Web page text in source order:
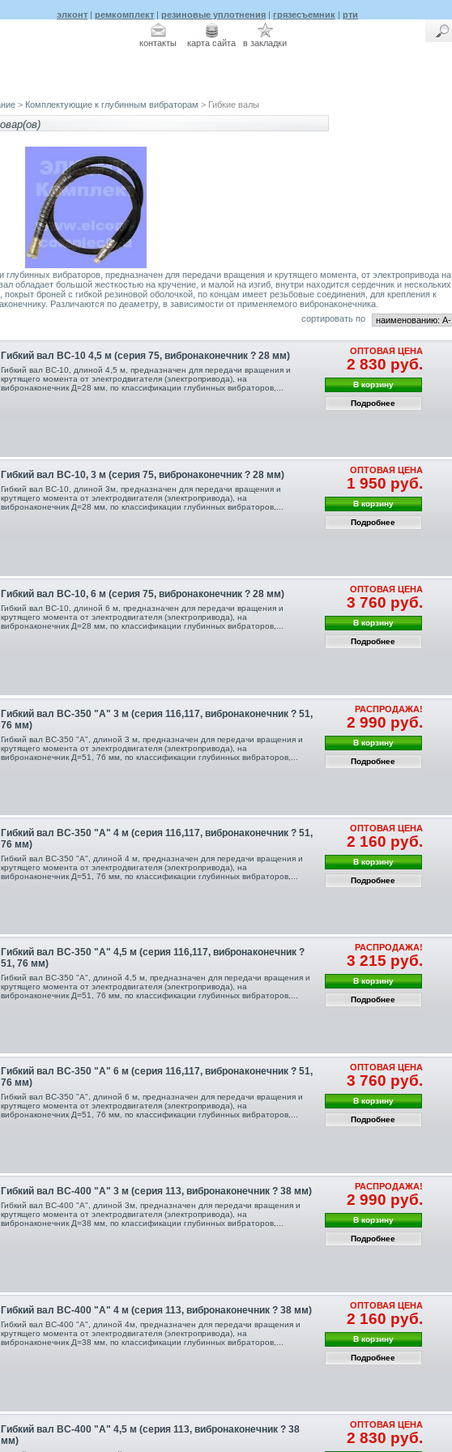
элконт | ремкомплект | резиновые уплотнения | грязесъемник | рти
контакты карта сайта
в закладки
> Комплектующие к глубинным вибраторам > Гибкие валы
глубинных вибраторов, предназначен для передачи вращения и крутящего момента, от электропривода на
обладает большой жесткостью на кручение, и малой на изгиб, внутри находится сердечник и нескольких
покрыт броней с гибкой резиновой оболочкой, по концам имеет резьбовые соединения, для крепления к
Различаются по деаметру, в зависимости от применяемого вибронаконечника.
сортировать по
Гибкий вал ВС-10 4,5 м (серия 75, вибронаконечник ? 28 мм)
Гибкий вал ВС-10, длиной 4,5 м, предназначен для передачи вращения и
крутящего момента от электродвигателя (электропривода), на
вибронаконечник Д=28 мм, по классификации глубинных вибраторов,...
ОПТОВАЯ ЦЕНА
2 830 руб.
В корзину
Подробнее
Гибкий вал ВС-10, 3 м (серия 75, вибронаконечник ? 28 мм)
Гибкий вал ВС-10, длиной 3м, предназначен для передачи вращения и
крутящего момента от электродвигателя (электропривода), на
вибронаконечник Д=28 мм, по классификации глубинных вибраторов,...
ОПТОВАЯ ЦЕНА
1 950 руб.
В корзину
Подробнее
Гибкий вал ВС-10, 6 м (серия 75, вибронаконечник ? 28 мм)
Гибкий вал ВС-10, длиной 6 м, предназначен для передачи вращения и
крутящего момента от электродвигателя (электропривода), на
вибронаконечник Д=28 мм, по классификации глубинных вибраторов,...
ОПТОВАЯ ЦЕНА
3 760 руб.
В корзину
Подробнее
Гибкий вал ВС-350 "А" 3 м (серия 116,117, вибронаконечник ? 51,
76 мм)
Гибкий вал ВС-350 "А", длиной 3 м, предназначен для передачи вращения и
крутящего момента от электродвигателя (электропривода), на
вибронаконечник Д=51, 76 мм, по классификации глубинных вибраторов,...
РАСПРОДАЖА!
2 990 руб.
В корзину
Подробнее
Гибкий вал ВС-350 "А" 4 м (серия 116,117, вибронаконечник ? 51,
76 мм)
Гибкий вал ВС-350 "А", длиной 4 м, предназначен для передачи вращения и
крутящего момента от электродвигателя (электропривода), на
вибронаконечник Д=51, 76 мм, по классификации глубинных вибраторов,...
ОПТОВАЯ ЦЕНА
2 160 руб.
В корзину
Подробнее
Гибкий вал ВС-350 "А" 4,5 м (серия 116,117, вибронаконечник ?
51, 76 мм)
Гибкий вал ВС-350 "А", длиной 4,5 м, предназначен для передачи вращения и
крутящего момента от электродвигателя (электропривода), на
вибронаконечник Д=51, 76 мм, по классификации глубинных вибраторов,...
РАСПРОДАЖА!
3 215 руб.
В корзину
Подробнее
Гибкий вал ВС-350 "А" 6 м (серия 116,117, вибронаконечник ? 51,
76 мм)
Гибкий вал ВС-350 "А", длиной 6 м, предназначен для передачи вращения и
крутящего момента от электродвигателя (электропривода), на
вибронаконечник Д=51, 76 мм, по классификации глубинных вибраторов,...
ОПТОВАЯ ЦЕНА
3 760 руб.
В корзину
Подробнее
Гибкий вал ВС-400 "А" 3 м (серия 113, вибронаконечник ? 38 мм)
Гибкий вал ВС-400 "А", длиной 3м, предназначен для передачи вращения и
крутящего момента от электродвигателя (электропривода), на
вибронаконечник Д=38 мм, по классификации глубинных вибраторов,...
РАСПРОДАЖА!
2 990 руб.
В корзину
Подробнее
Гибкий вал ВС-400 "А" 4 м (серия 113, вибронаконечник ? 38 мм)
Гибкий вал ВС-400 "А", длиной 4м, предназначен для передачи вращения и
крутящего момента от электродвигателя (электропривода), на
вибронаконечник Д=38 мм, по классификации глубинных вибраторов,...
ОПТОВАЯ ЦЕНА
2 160 руб.
В корзину
Подробнее
Гибкий вал ВС-400 "А" 4,5 м (серия 113, вибронаконечник ? 38
мм)
ОПТОВАЯ ЦЕНА
2 830 руб.